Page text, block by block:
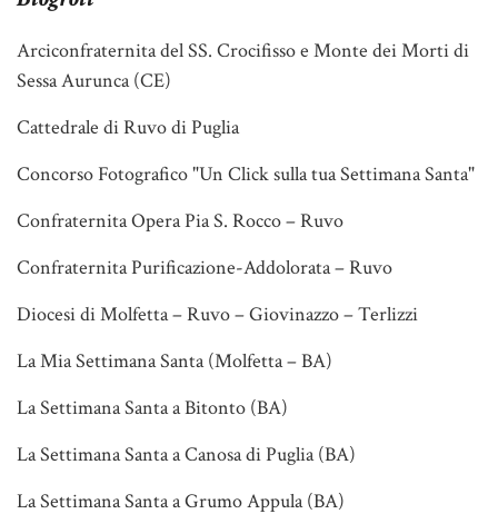
Arciconfraternita del SS. Crocifisso e Monte dei Morti di
Sessa Aurunca (CE)
Cattedrale di Ruvo di Puglia
Concorso Fotografico "Un Click sulla tua Settimana Santa"
Confraternita Opera Pia S. Rocco – Ruvo
Confraternita Purificazione-Addolorata – Ruvo
Diocesi di Molfetta – Ruvo – Giovinazzo – Terlizzi
La Mia Settimana Santa (Molfetta – BA)
La Settimana Santa a Bitonto (BA)
La Settimana Santa a Canosa di Puglia (BA)
La Settimana Santa a Grumo Appula (BA)